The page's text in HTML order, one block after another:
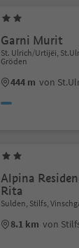
Garni Murit
St. Ulrich/Urtijëi,
Gröden
444 m von
Alpina
Rita
Sulden, Stilfs,
8.1 km von